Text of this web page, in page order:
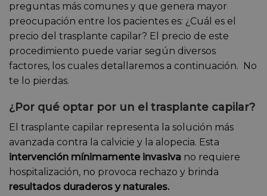
preguntas más comunes y que genera mayor
preocupación entre los pacientes es: ¿Cuál es el
precio del trasplante capilar? El precio de este
procedimiento puede variar según diversos
factores, los cuales detallaremos a continuación. No
te lo pierdas.
¿Por qué optar por un el trasplante capilar?
El trasplante capilar representa la solución más
avanzada contra la calvicie y la alopecia. Esta
intervención mínimamente invasiva no requiere
hospitalización, no provoca rechazo y brinda
resultados duraderos y naturales.